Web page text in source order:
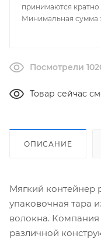
принимаются кратно
Минимальная сумма
Посмотрели
Товар сейчас
ОПИСАНИЕ
Мягкий контейнер
упаковочная тара
волокна. Компания
различной